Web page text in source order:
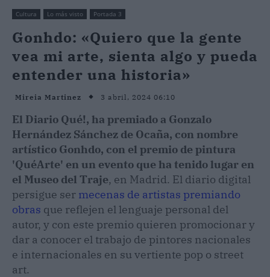
Cultura Lo más visto Portada 3
Gonhdo: «Quiero que la gente
vea mi arte, sienta algo y pueda
entender una historia»
Mireia Martinez 3 abril, 2024 06:10
El Diario Qué!, ha premiado a Gonzalo
Hernández Sánchez de Ocaña, con nombre
artístico Gonhdo, con el premio de pintura
'QuéArte' en un evento que ha tenido lugar en
el Museo del Traje, en Madrid. El diario digital
persigue ser mecenas de artistas premiando
obras que reflejen el lenguaje personal del
autor, y con este premio quieren promocionar y
dar a conocer el trabajo de pintores nacionales
e internacionales en su vertiente pop o street
art.